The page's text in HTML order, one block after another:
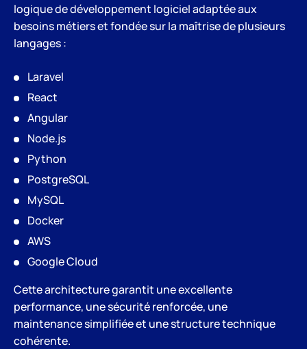
logique de développement logiciel adaptée aux
besoins métiers et fondée sur la maîtrise de plusieurs
langages :
Laravel
React
Angular
Node.js
Python
PostgreSQL
MySQL
Docker
AWS
Google Cloud
Cette architecture garantit une excellente
performance, une sécurité renforcée, une
maintenance simplifiée et une structure technique
cohérente.